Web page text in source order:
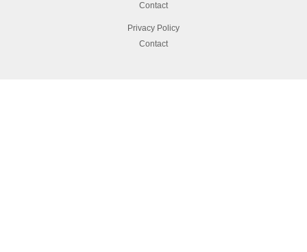
Contact
Privacy Policy
Contact